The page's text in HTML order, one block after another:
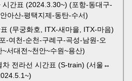
시간표 (2024.3.30~) (포항-동대구-
아산-평택지제-동탄-수서)
(무궁화호, ITX-새마을, ITX-마음)
-여천-순천-구례구-곡성-남원-오
서대전~천안~수원~용산)
차 전라선 시간표 (S-train) (서울↔